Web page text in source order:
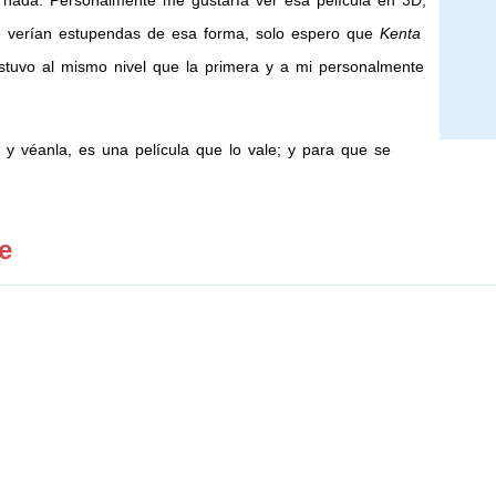
estupendas de esa forma, solo espero que Kenta
al mismo nivel que la primera y a mi personalmente
véanla, es una película que lo vale; y para que se